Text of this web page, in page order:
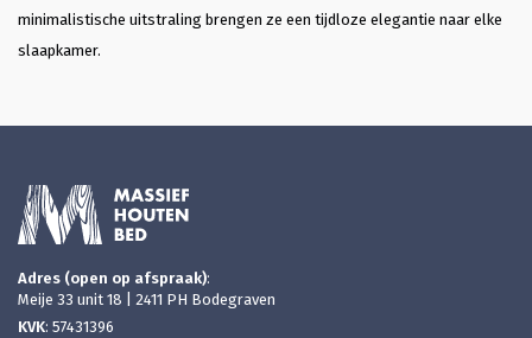
minimalistische uitstraling brengen ze een tijdloze elegantie naar elke
slaapkamer.
Adres (open op afspraak):
Meije 33 unit 18 | 2411 PH Bodegraven
KVK: 57431396